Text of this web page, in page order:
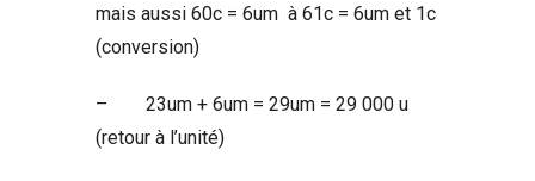
mais aussi 60c = 6um à 61c = 6um et 1c
(conversion)
– 23um + 6um = 29um = 29 000 u
(retour à l’unité)